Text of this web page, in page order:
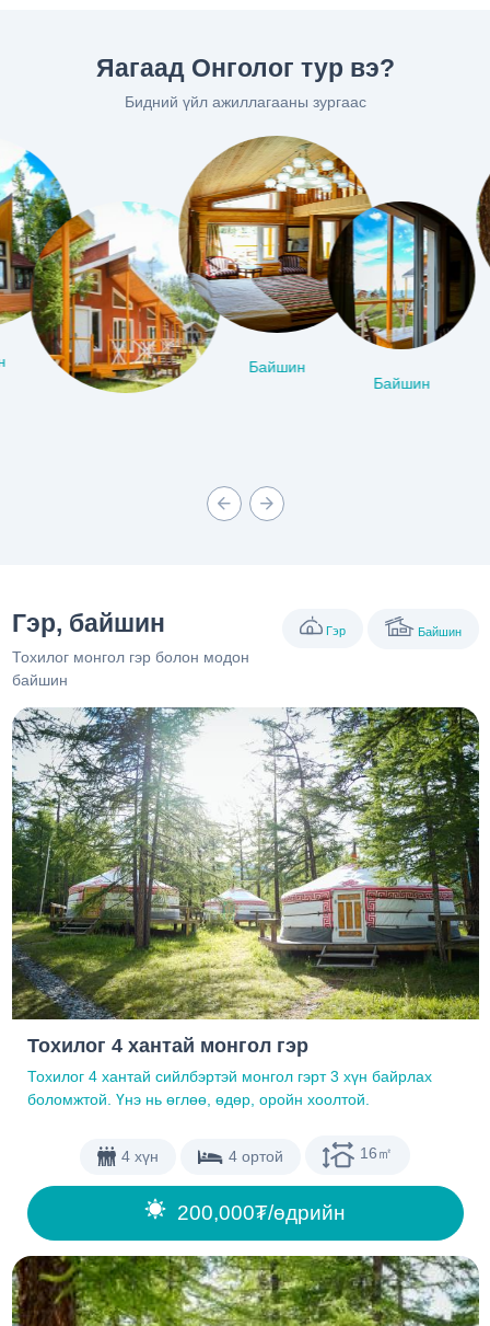
Яагаад Онголог тур вэ?
Бидний үйл ажиллагааны зургаас
Байшин
Гэр
Гэр, байшин
Тохилог монгол гэр болон модон
байшин
Гэр Байшин
Тохилог 4 хантай монгол гэр
Тохилог 4 хантай сийлбэртэй монгол гэрт 3 хүн байрлах
боломжтой. Үнэ нь өглөө, өдөр, оройн хоолтой.
4 хүн 4 ортой 16㎡
200,000₮/өдрийн